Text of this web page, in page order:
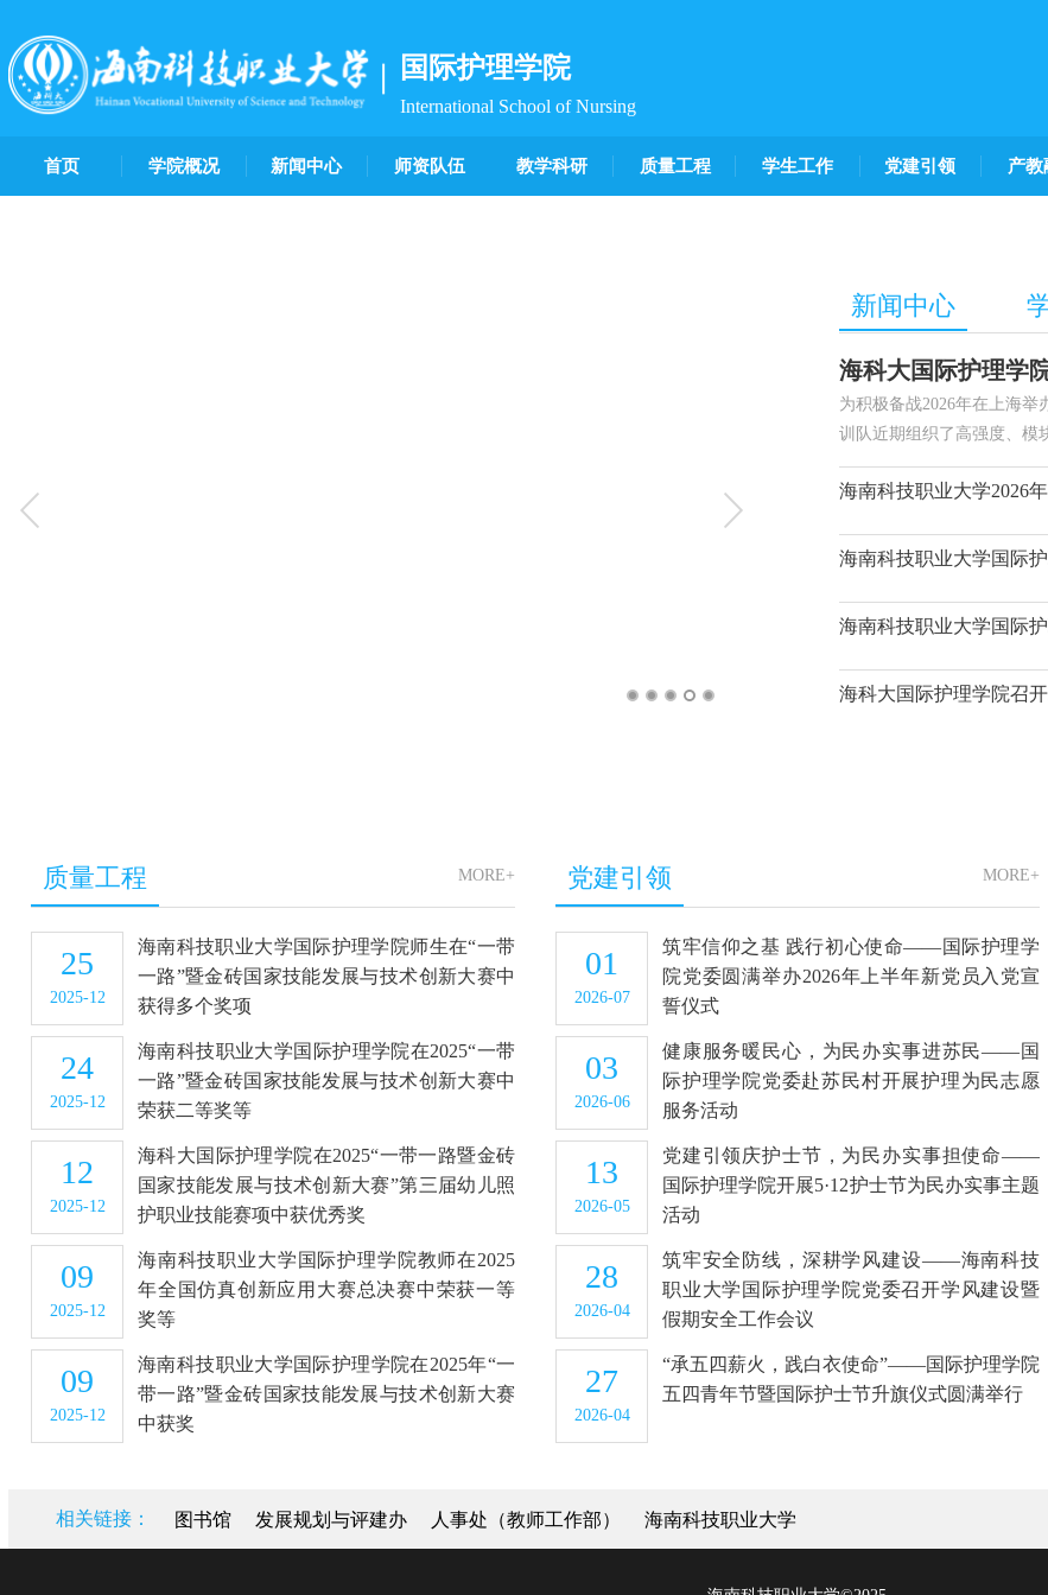
国际护理学院
International School of Nursing
首页 学院概况 新闻中心 师资队伍 教学科研 质量工程 学生工作 党建引领 产教
1 2 3 4 5
新闻中心
为积极备战2026年在上海
训队近期组织了高强度、模
家集训队9名正式选手之一
圳职业技术大学基地圆满完
瘫转运、心功能不全等复杂
流，深入了解国际前沿的
国家级的集训汇聚了来自
学子在此环境中展现了扎实
本阶段集训，其专业技能、
能大赛”（健康与社会照护
训队参访香港大学深圳医院
海南科技职业大学国际
海科大国际护理学院召
质量工程 MORE+
25
2025-12
海南科技职业大学国际护理学院师生在“一带
一路”暨金砖国家技能发展与技术创新大赛中
获得多个奖项
24
2025-12
海南科技职业大学国际护理学院在2025“一带
一路”暨金砖国家技能发展与技术创新大赛中
荣获二等奖等
12
2025-12
海科大国际护理学院在2025“一带一路暨金砖
国家技能发展与技术创新大赛”第三届幼儿照
护职业技能赛项中获优秀奖
09
2025-12
海南科技职业大学国际护理学院教师在2025
年全国仿真创新应用大赛总决赛中荣获一等
奖等
09
2025-12
海南科技职业大学国际护理学院在2025年“一
带一路”暨金砖国家技能发展与技术创新大赛
中获奖
党建引领 MORE+
01
2026-07
筑牢信仰之基 践行初心使命——国际护理学
院党委圆满举办2026年上半年新党员入党宣
誓仪式
03
2026-06
健康服务暖民心，为民办实事进苏民——国
际护理学院党委赴苏民村开展护理为民志愿
服务活动
13
2026-05
党建引领庆护士节，为民办实事担使命——
国际护理学院开展5·12护士节为民办实事主题
活动
28
2026-04
筑牢安全防线，深耕学风建设——海南科技
职业大学国际护理学院党委召开学风建设暨
假期安全工作会议
27
2026-04
“承五四薪火，践白衣使命”——国际护理学院
五四青年节暨国际护士节升旗仪式圆满举行
相关链接： 图书馆 发展规划与评建办 人事处（教师工作部） 海南科技职业大学